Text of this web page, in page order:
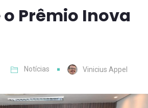
o Prêmio Inova
Notícias Vinicius Appel